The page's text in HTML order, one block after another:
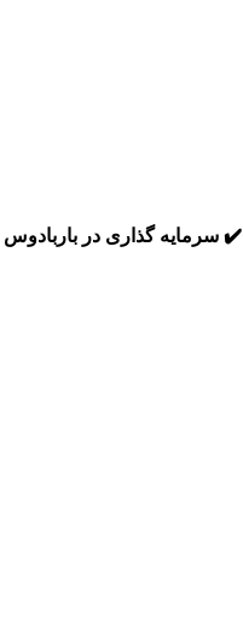
✔️ سرمایه گذاری در باربادوس